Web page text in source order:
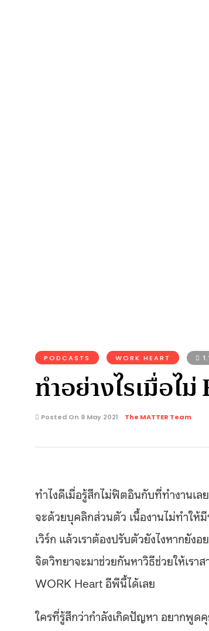
PODCASTS WORK HEART
ทำอย่างไรเมื่อไ
Posted On 9 May 2021 The MATTER Team
ทำไงดีเมื่อรู้สึกไม่ฟิตอินกับที่ทำงานเ
จะด้วยบุคลิกส่วนตัว เนื้องานไม่ทำให้
เวิร์ก แล้วเราต้องปรับตัวยังไงหากยัง
จิตวิทยาจะมาช่วยกันหาวิธีช่วยให้เร
WORK Heart อีพีนี้ได้เลย
ใครที่รู้สึกว่ากำลังเกิดปัญหา อยากพูด